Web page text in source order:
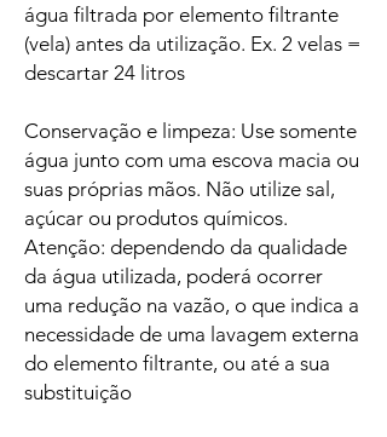
água filtrada por elemento filtrante
(vela) antes da utilização. Ex. 2 velas =
descartar 24 litros
Conservação e limpeza: Use somente
água junto com uma escova macia ou
suas próprias mãos. Não utilize sal,
açúcar ou produtos químicos.
Atenção: dependendo da qualidade
da água utilizada, poderá ocorrer
uma redução na vazão, o que indica a
necessidade de uma lavagem externa
do elemento filtrante, ou até a sua
substituição